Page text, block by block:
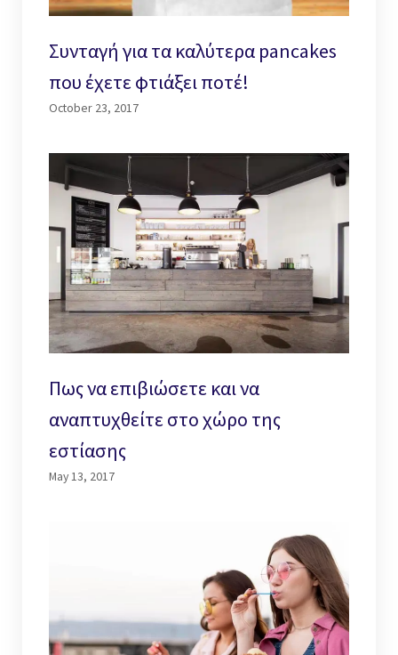
Συνταγή για τα καλύτερα pancakes
που έχετε φτιάξει ποτέ!
October 23, 2017
Πως να επιβιώσετε και να
αναπτυχθείτε στο χώρο της
εστίασης
May 13, 2017